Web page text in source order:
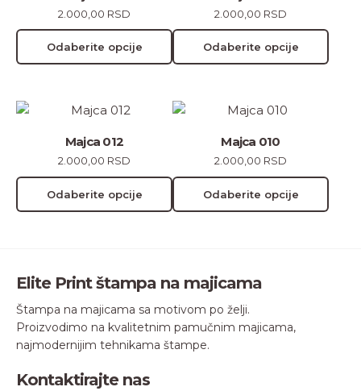
2.000,00 RSD
Odaberite opcije
varijanti.
Opcije
biti
izabrane
proizvoda.
2.000,00 RSD
Odaberite opcije
varijanti.
Opcije
biti
izabrane
proizvoda.
Majca 012
2.000,00 RSD
Odaberite opcije
Ovaj
varijanti.
Opcije
na
stranici
proizvoda.
Majca 010
2.000,00 RSD
Odaberite opcije
Ovaj
varijanti.
Opcije
na
stranici
proizvoda.
Elite Print štampa na majicama
Štampa na majicama sa motivom po želji.
Proizvodimo na kvalitetnim pamučnim majicama,
najmodernijim tehnikama štampe.
Kontaktirajte nas